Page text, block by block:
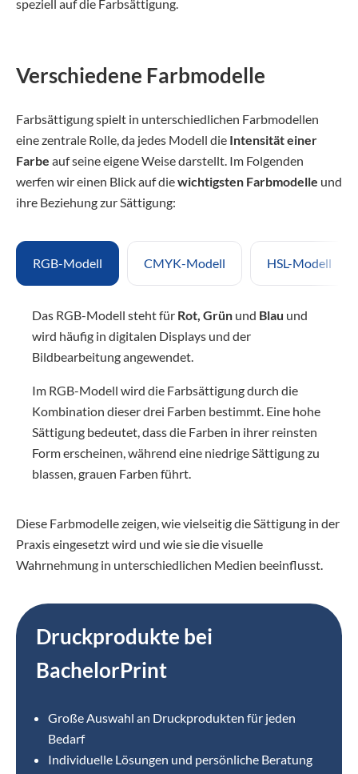
speziell auf die Farbsättigung.
Verschiedene Farbmodelle
Farbsättigung spielt in unterschiedlichen Farbmodellen
eine zentrale Rolle, da jedes Modell die Intensität einer
Farbe auf seine eigene Weise darstellt. Im Folgenden
werfen wir einen Blick auf diewichtigsten Farbmodelle und
ihre Beziehung zur Sättigung:
RGB-Modell CMYK-Modell HSL-Modell
Das RGB-Modell steht für Rot, Grün und Blau und
wird häufig in digitalen Displays und der
Bildbearbeitung angewendet.
Im RGB-Modell wird die Farbsättigung durch die
Kombination dieser drei Farben bestimmt. Eine hohe
Sättigung bedeutet, dass die Farben in ihrer reinsten
Form erscheinen, während eine niedrige Sättigung zu
blassen, grauen Farben führt.
Diese Farbmodelle zeigen, wie vielseitig die Sättigung in der
Praxis eingesetzt wird und wie sie die visuelle
Wahrnehmung in unterschiedlichen Medien beeinflusst.
Druckprodukte bei
BachelorPrint
Große Auswahl an Druckprodukten für jeden
Bedarf
Individuelle Lösungen und persönliche Beratung